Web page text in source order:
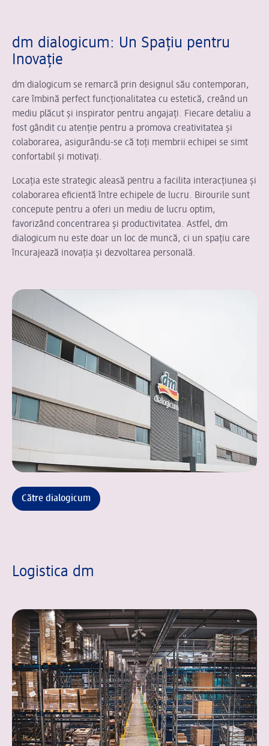
dm dialogicum: Un Spațiu pentru
Inovație
dm dialogicum se remarcă prin designul său contemporan,
care îmbină perfect funcționalitatea cu estetică, creând un
mediu plăcut și inspirator pentru angajați. Fiecare detaliu a
fost gândit cu atenție pentru a promova creativitatea și
colaborarea, asigurându-se că toți membrii echipei se simt
confortabil și motivați.
Locația este strategic aleasă pentru a facilita interacțiunea și
colaborarea eficientă între echipele de lucru. Birourile sunt
concepute pentru a oferi un mediu de lucru optim,
favorizând concentrarea și productivitatea. Astfel, dm
dialogicum nu este doar un loc de muncă, ci un spațiu care
încurajează inovația și dezvoltarea personală.
Către dialogicum
Logistica dm